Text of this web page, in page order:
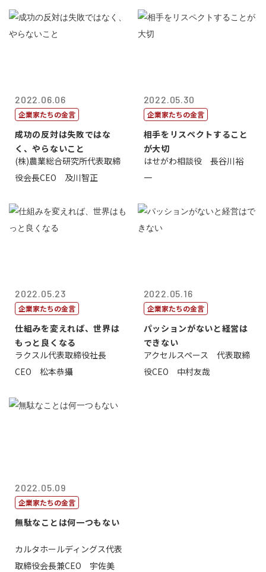
2022.06.06
企業家たちの金言
成功の反対は失敗ではな
く、やらないこと
(株)農業総合研究所代表取締
役会長CEO 及川智正
2022.05.30
企業家たちの金言
相手をリスペクトすること
が大切
はせがわ相談役 長谷川裕
一
2022.05.23
企業家たちの金言
仕組みを変えれば、世界は
もっと良くなる
ラクスル代表取締役社長
CEO 松本恭攝
2022.05.16
企業家たちの金言
パッションがないと経営は
できない
アクセルスペース 代表取締
役CEO 中村友哉
2022.05.09
企業家たちの金言
無駄なことは何一つもない
カルタホールディングス代表
取締役会長兼CEO 宇佐美